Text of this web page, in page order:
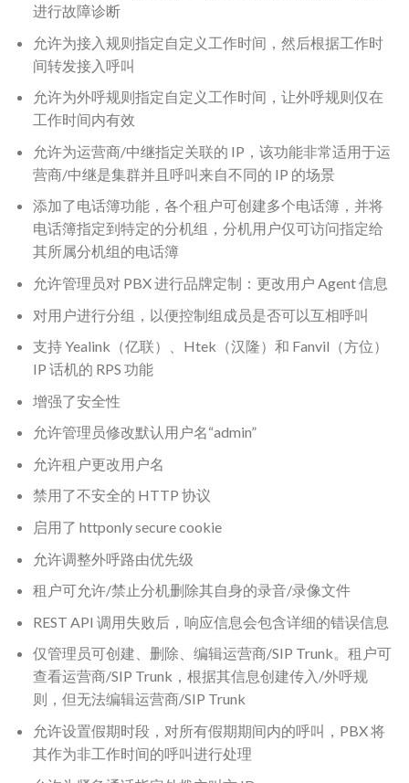
进行故障诊断
允许为接入规则指定自定义工作时间，然后根据工作时
间转发接入呼叫
允许为外呼规则指定自定义工作时间，让外呼规则仅在
工作时间内有效
允许为运营商/中继指定关联的 IP，该功能非常适用于运
营商/中继是集群并且呼叫来自不同的 IP 的场景
添加了电话簿功能，各个租户可创建多个电话簿，并将
电话簿指定到特定的分机组，分机用户仅可访问指定给
其所属分机组的电话簿
允许管理员对 PBX 进行品牌定制：更改用户 Agent 信息
对用户进行分组，以便控制组成员是否可以互相呼叫
支持 Yealink（亿联）、Htek（汉隆）和 Fanvil（方位）
IP 话机的 RPS 功能
增强了安全性
允许管理员修改默认用户名“admin”
允许租户更改用户名
禁用了不安全的 HTTP 协议
启用了 httponly secure cookie
允许调整外呼路由优先级
租户可允许/禁止分机删除其自身的录音/录像文件
REST API 调用失败后，响应信息会包含详细的错误信息
仅管理员可创建、删除、编辑运营商/SIP Trunk。租户可
查看运营商/SIP Trunk，根据其信息创建传入/外呼规
则，但无法编辑运营商/SIP Trunk
允许设置假期时段，对所有假期期间内的呼叫，PBX 将
其作为非工作时间的呼叫进行处理